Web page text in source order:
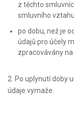
z těchto
smluvního
po dobu, než je
údajů pro účely
zpracovávány na
2. Po uplynutí doby
údaje vymaže.